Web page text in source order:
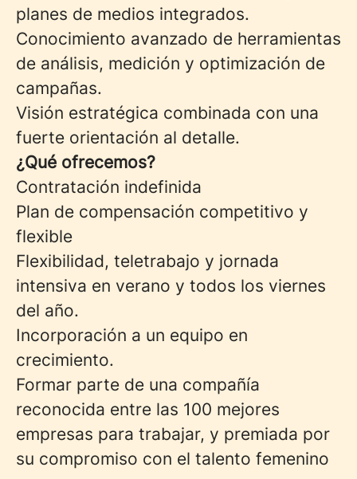
planes de medios integrados.
Conocimiento avanzado de herramientas
de análisis, medición y optimización de
campañas.
Visión estratégica combinada con una
fuerte orientación al detalle.
¿Qué ofrecemos?
Contratación indefinida
Plan de compensación competitivo y
flexible
Flexibilidad, teletrabajo y jornada
intensiva en verano y todos los viernes
del año.
Incorporación a un equipo en
crecimiento.
Formar parte de una compañía
reconocida entre las 100 mejores
empresas para trabajar, y premiada por
su compromiso con el talento femenino